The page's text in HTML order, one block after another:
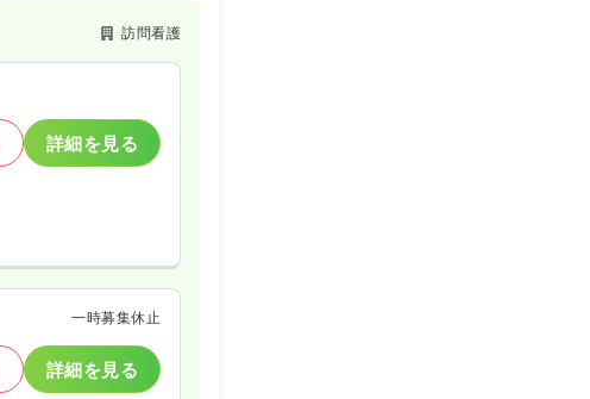
訪問看護
詳細を見る
一時募集休止
詳細を見る